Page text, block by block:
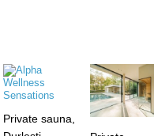
Private sauna,